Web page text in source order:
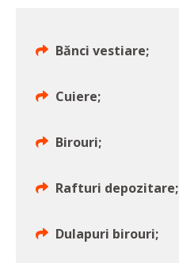
Bănci vestiare;
Cuiere;
Birouri;
Rafturi depozitare;
Dulapuri birouri;